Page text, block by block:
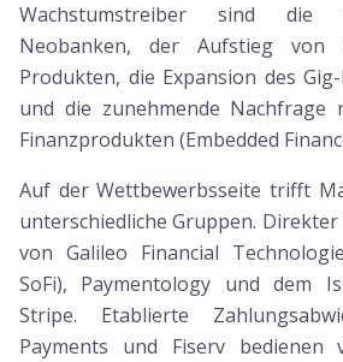
Wachstumstreiber sind die
Neobanken, der Aufstieg von
Produkten, die Expansion des
und die zunehmende Nachfrage
Finanzprodukten (Embedded
Auf der Wettbewerbsseite trifft
unterschiedliche Gruppen.
von Galileo Financial
SoFi), Paymentology und dem
Stripe. Etablierte
Payments und Fiserv